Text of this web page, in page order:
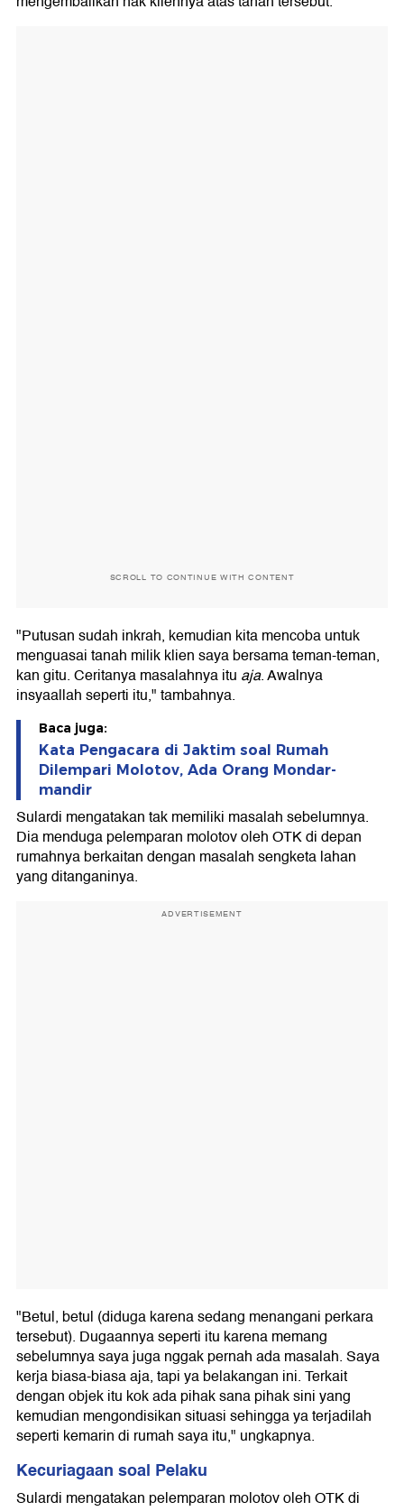
SCROLL TO CONTINUE WITH CONTENT
"Putusan sudah inkrah, kemudian kita mencoba untuk
menguasai tanah milik klien saya bersama teman-teman,
kan gitu. Ceritanya masalahnya itu aja. Awalnya
insyaallah seperti itu," tambahnya.
Baca juga:
Kata Pengacara di Jaktim soal Rumah
Dilempari Molotov, Ada Orang Mondar-
mandir
Sulardi mengatakan tak memiliki masalah sebelumnya.
Dia menduga pelemparan molotov oleh OTK di depan
rumahnya berkaitan dengan masalah sengketa lahan
yang ditanganinya.
ADVERTISEMENT
"Betul, betul (diduga karena sedang menangani perkara
tersebut). Dugaannya seperti itu karena memang
sebelumnya saya juga nggak pernah ada masalah. Saya
kerja biasa-biasa aja, tapi ya belakangan ini. Terkait
dengan objek itu kok ada pihak sana pihak sini yang
kemudian mengondisikan situasi sehingga ya terjadilah
seperti kemarin di rumah saya itu," ungkapnya.
Kecuriagaan soal Pelaku
Sulardi mengatakan pelemparan molotov oleh OTK di